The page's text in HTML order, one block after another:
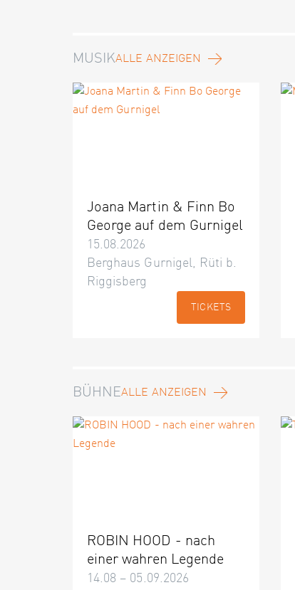
MUSIKALLE ANZEIGEN
Joana Martin & Finn Bo
George auf dem Gurnigel
15.08.2026
Berghaus Gurnigel, Rüti b.
Riggisberg
TICKETS
BÜHNEALLE ANZEIGEN
ROBIN HOOD - nach
einer wahren Legende
14.08 – 05.09.2026